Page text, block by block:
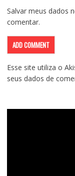
Salvar meus dados
comentar.
Esse site utiliza o
seus dados de